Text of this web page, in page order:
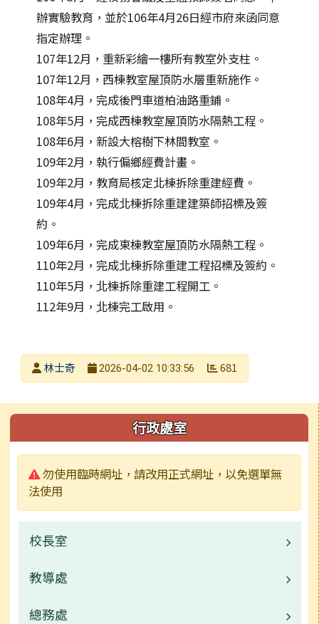
辦實驗教育，並於106年4月26日經市府來函同意
指定辦理。
107年12月，重新彩繪一樓所有教室外支柱。
107年12月，西棟教室屋頂防水層重新施作。
108年4月，完成後門車道柏油路重鋪。
108年5月，完成西棟教室屋頂防水隔熱工程。
108年6月，新設大榕樹下林間教室。
109年2月，執行偏鄉經費計畫。
109年2月，教育局核定北棟拆除重建經費。
109年4月，完成北棟拆除重建建築師招標及簽
約。
109年6月，完成東棟教室屋頂防水隔熱工程。
110年2月，完成北棟拆除重建工程招標及簽約。
110年5月，北棟拆除重建工程開工。
112年9月，北棟完工啟用。
發布者林士奇
2026-04-02 10:33:56 681
左邊區域內容 行政處室
警告:
勿使用臨時網址，請改用正式網址，以免選單無
法使用
校長室
校園公告
校長簡介
教導處
業務職掌
總務處